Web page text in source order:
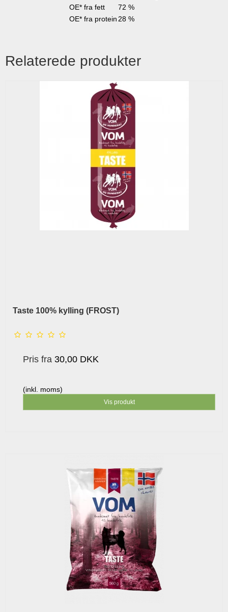
OE* fra fett
72 %
OE* fra protein 28 %
Relaterede produkter
Taste 100% kylling (FROST)
Pris fra 30,00 DKK
(inkl. moms)
Vis produkt